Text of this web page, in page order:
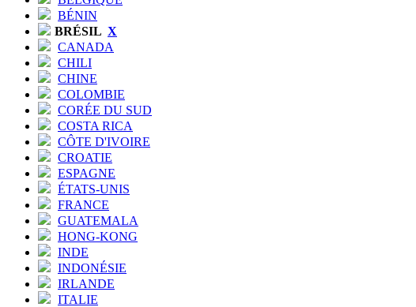
BÉNIN
BRÉSIL X
CANADA
CHILI
CHINE
COLOMBIE
CORÉE DU SUD
COSTA RICA
CÔTE D'IVOIRE
CROATIE
ESPAGNE
ÉTATS-UNIS
FRANCE
GUATEMALA
HONG-KONG
INDE
INDONÉSIE
IRLANDE
ITALIE